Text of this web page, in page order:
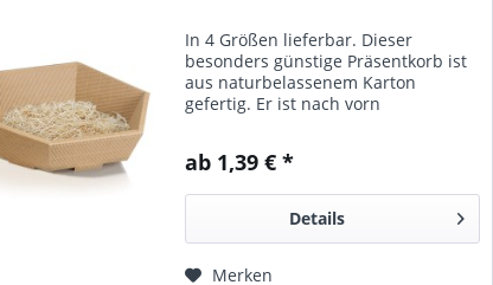
In 4 Größen lieferbar. Dieser
besonders günstige Präsentkorb ist
aus naturbelassenem Karton
gefertig. Er ist nach vorn
ab 1,39 € *
Details
Merken